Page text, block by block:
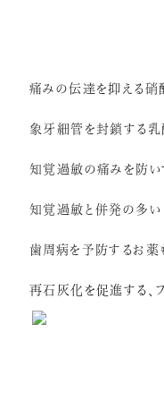
痛みの伝達を抑える硝
象牙細管を封鎖する乳
知覚過敏の痛みを防い
知覚過敏と併発の多い
歯周病を予防するお薬
再石灰化を促進する、